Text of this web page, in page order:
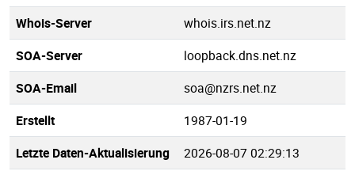
Whois-Server
whois.irs.net.nz
SOA-Server
loopback.dns.net.nz
SOA-Email
soa@nzrs.net.nz
Erstellt
1987-01-19
Letzte Daten-Aktualisierung
2026-08-07 02:29:13